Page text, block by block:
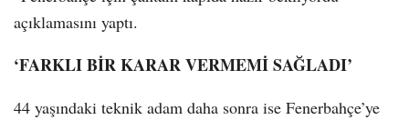
açıklamasını yaptı.
‘FARKLI BİR KARAR VERMEMİ SAĞLADI’
44 yaşındaki teknik adam daha sonra ise Fenerbahçe’ye